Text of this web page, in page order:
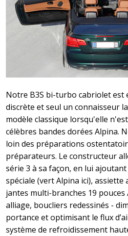
Notre B3S bi-turbo cabriolet est
discrète et seul un connaisseur
modèle classique lorsqu'elle
célèbres bandes dorées Alpina.
loin des préparations
préparateurs. Le constructeur
série 3 à sa façon, en lui
spéciale (vert Alpina ici), assiette
jantes multi-branches 19 pouces
alliage, boucliers redessinés -
portance et optimisant le flux
système de refroidissement